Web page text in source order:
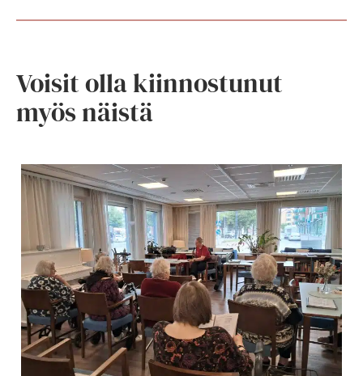
Voisit olla kiinnostunut
myös näistä